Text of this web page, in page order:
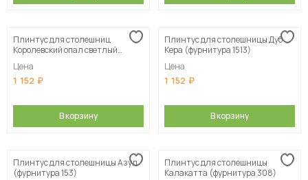
Плинтус для столешниц
Королевский опал светлый
Цена
1 152
В корзину
Плинтус для столешницы Дуб
Кера (фурнитура 1513)
Цена
1 152
В корзину
Плинтус для столешницы Азул
(фурнитура 153)
Плинтус для столешницы
Калакатта (фурнитура 308)